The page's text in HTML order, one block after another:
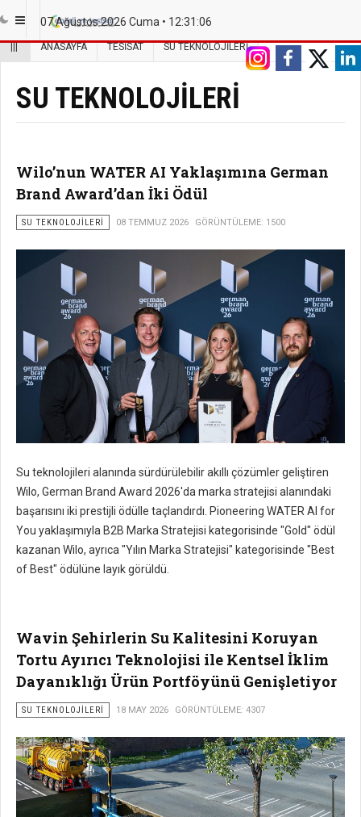
07 Ağustos 2026 Cuma • 12:31:07
ANASAYFA TESISAT SU TEKNOLOJILERI
SU TEKNOLOJILERI
Wilo’nun WATER AI Yaklaşımına German
Brand Award’dan İki Ödül
SU TEKNOLOJILERI 08 TEMMUZ 2026 GÖRÜNTÜLEME: 1500
Su teknolojileri alanında sürdürülebilir akıllı çözümler geliştiren
Wilo, German Brand Award 2026'da marka stratejisi alanındaki
başarısını iki prestijli ödülle taçlandırdı. Pioneering WATER AI for
You yaklaşımıyla B2B Marka Stratejisi kategorisinde "Gold" ödül
kazanan Wilo, ayrıca "Yılın Marka Stratejisi" kategorisinde "Best
of Best" ödülüne layık görüldü.
Wavin Şehirlerin Su Kalitesini Koruyan
Tortu Ayırıcı Teknolojisi ile Kentsel İklim
Dayanıklığı Ürün Portföyünü Genişletiyor
SU TEKNOLOJILERI 18 MAY 2026 GÖRÜNTÜLEME: 4307